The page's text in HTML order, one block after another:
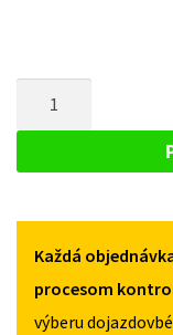
PRE
CUSTOM
OD
2013
Každá
procesom
výberu